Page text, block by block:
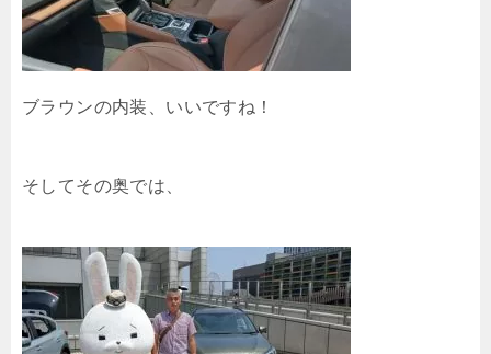
ブラウンの内装、いいですね！
そしてその奥では、